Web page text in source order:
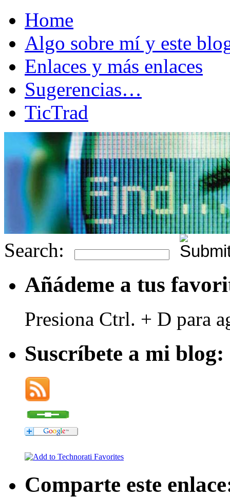
Home
Algo sobre mí y este
Enlaces y más enlaces
Sugerencias…
TicTrad
Search:
Añádeme a tus
Presiona Ctrl. + D para
Suscríbete a mi blog:
Comparte este